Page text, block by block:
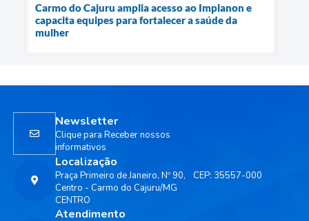
Carmo do Cajuru amplia acesso ao Implanon e
capacita equipes para fortalecer a saúde da
mulher
Localização
Praça Primeiro de Janeiro, Nº 90,
Centro - Carmo do Cajuru/MG
CENTRO
CEP: 35557-000
Atendimento
Newsletter
Clique para Receber nossos
informativos